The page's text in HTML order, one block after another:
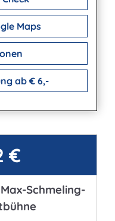
Maps
ab € 6,-
€
Schmeling-